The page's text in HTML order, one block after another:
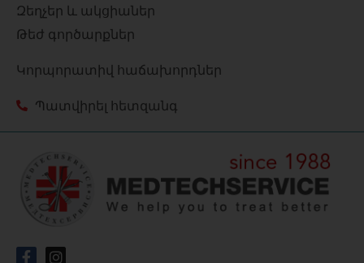
Զեղչեր և ակցիաներ
Թեժ գործարքներ
Կորպորատիվ հաճախորդներ
Պատվիրել հետզանգ